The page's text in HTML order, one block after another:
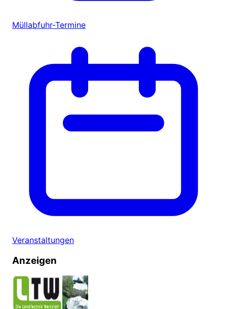
Müllabfuhr-Termine
Veranstaltungen
Anzeigen